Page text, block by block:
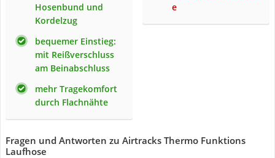
Hosenbund und
Kordelzug
bequemer Einstieg:
mit Reißverschluss
am Beinabschluss
mehr Tragekomfort
durch Flachnähte
e
Fragen und Antworten zu Airtracks Thermo Funktions
Laufhose